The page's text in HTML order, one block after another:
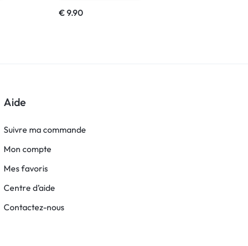
€9.90
Aide
Suivre ma commande
Mon compte
Mes favoris
Centre d’aide
Contactez-nous